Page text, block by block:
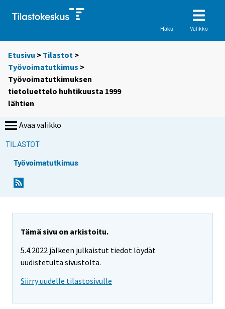
Haku Valikko
Etusivu > Tilastot >
Työvoimatutkimus >
Työvoimatutkimuksen
tietoluettelo huhtikuusta 1999
lähtien
Avaa valikko
TILASTOT
Työvoimatutkimus
Tämä sivu on arkistoitu.
5.4.2022 jälkeen julkaistut tiedot löydät
uudistetulta sivustolta.
Siirry uudelle tilastosivulle